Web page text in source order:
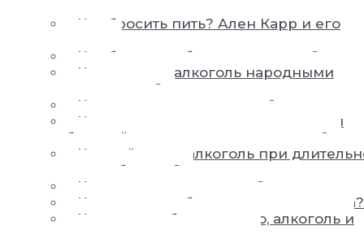
Как бросить пить? Ален Карр и его
Как быстро побороть похмелье?
Как вывести алкоголь народными
средствами?
Как вылечить алкоголика?
Как вылечить от пьянства, если сам
больной не хочет выздоровления?
Как действует алкоголь при
употреблении?
Как жить с алкоголиком?
Как заставить бросить пить человека?
Как не пить больше пиво, алкоголь и